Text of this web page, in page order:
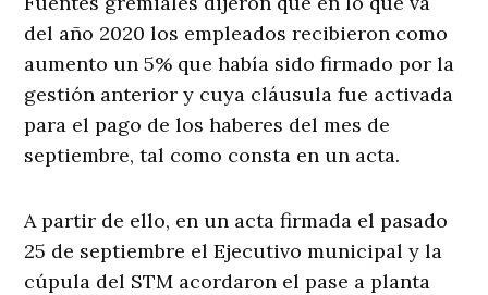
del año 2020 los empleados recibieron como
aumento un 5% que había sido firmado por la
gestión anterior y cuya cláusula fue activada
para el pago de los haberes del mes de
septiembre, tal como consta en un acta.
A partir de ello, en un acta firmada el pasado
25 de septiembre el Ejecutivo municipal y la
cúpula del STM acordaron el pase a planta